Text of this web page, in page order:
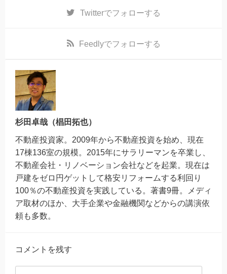
Twitterでフォローする
Feedlyでフォローする
杉田卓哉（椙田拓也）
不動産投資家。2009年から不動産投資を始め、現在
17棟136室の規模。2015年にサラリーマンを卒業し、
不動産会社・リノベーション会社などを起業。現在は
戸建をゼロ円ゲットして格安リフォームする利回り
100％の不動産投資を実践している。著書9冊。メディ
ア取材のほか、大手企業や金融機関などからの講演依
頼も多数。
コメントを残す